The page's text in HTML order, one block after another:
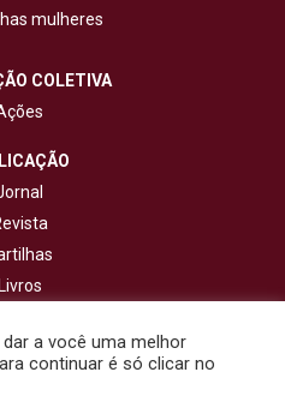
mulheres
COLETIVA
Livros
a você uma melhor
continuar é só clicar no